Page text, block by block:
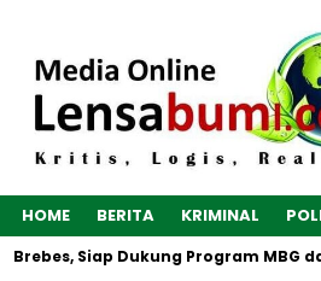
HOME BERITA KRIMINAL
Siap Dukung Program MBG dan